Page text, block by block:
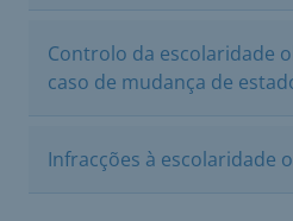
Controlo da escolaridade
caso de mudança de
Infracções à escolaridade